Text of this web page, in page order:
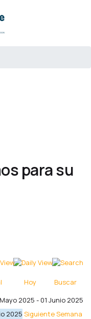
para su
Hoy Buscar
2025 - 01 Junio 2025
2025 Siguiente Semana